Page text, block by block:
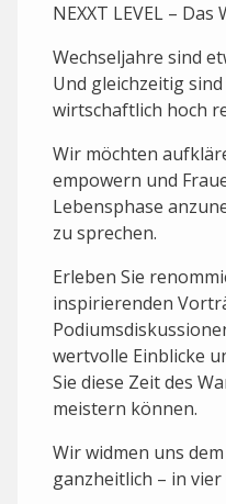
NEXXT LEVEL –
Wechseljahre sind
Und gleichzeitig
wirtschaftlich hoch
Wir möchten
empowern und
Lebensphase
zu sprechen.
Erleben Sie
inspirierenden
wertvolle Einblicke
Sie diese Zeit des
meistern können.
Wir widmen uns
ganzheitlich – in